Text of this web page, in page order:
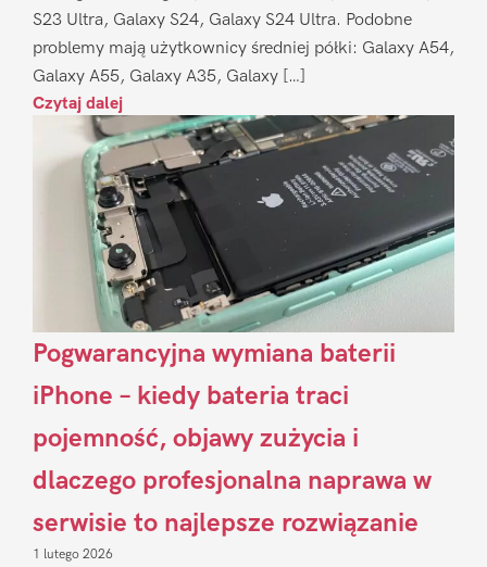
S23 Ultra, Galaxy S24, Galaxy S24 Ultra. Podobne
problemy mają użytkownicy średniej półki: Galaxy A54,
Galaxy A55, Galaxy A35, Galaxy […]
Czytaj dalej
Pogwarancyjna wymiana baterii
iPhone – kiedy bateria traci
pojemność, objawy zużycia i
dlaczego profesjonalna naprawa w
serwisie to najlepsze rozwiązanie
1 lutego 2026